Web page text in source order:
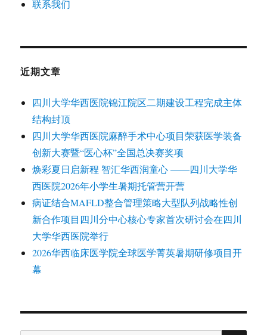
联系我们
近期文章
四川大学华西医院锦江院区二期建设工程完成主体
结构封顶
四川大学华西医院麻醉手术中心项目荣获医学装备
创新大赛暨“医心杯”全国总决赛奖项
焕彩夏日启新程 智汇华西润童心 ——四川大学华
西医院2026年小学生暑期托管营开营
病证结合MAFLD整合管理策略大型队列战略性创
新合作项目四川分中心核心专家首次研讨会在四川
大学华西医院举行
2026华西临床医学院全球医学菁英暑期研修项目开
幕